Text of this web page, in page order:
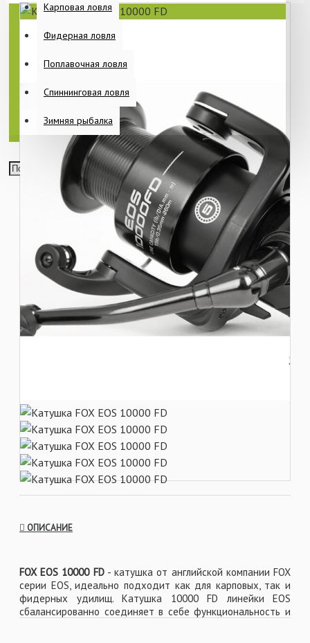
Карповая ловля
Фидерная ловля
Поплавочная ловля
Спиннинговая ловля
Зимняя рыбалка
ОПИСАНИЕ
FOX EOS 10000 FD- катушка от английской компании FOX
серии EOS, идеально подходит как для карповых, так и
фидерных удилищ. Катушка 10000 FD линейки EOS
сбалансированно соединяет в себе функциональность и